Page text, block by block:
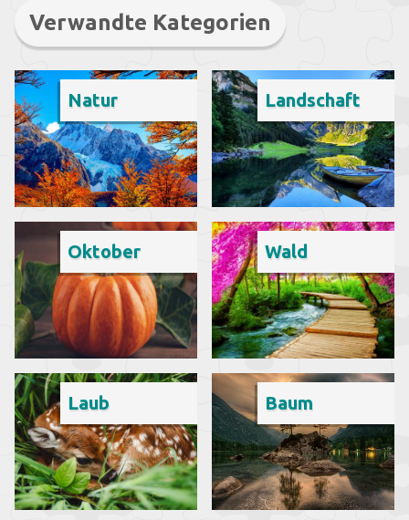
Verwandte Kategorien
Natur Landschaft
Oktober Wald
Laub Baum